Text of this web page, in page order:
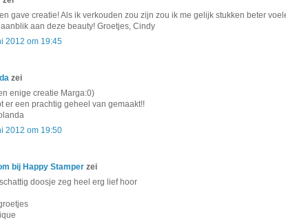
gave creatie! Als ik verkouden zou zijn zou ik me gelijk stukken beter
aan deze beauty! Groetjes, Cindy
2012 om 19:45
zei
enige creatie Marga:0)
er een prachtig geheel van gemaakt!!
2012 om 19:50
bij Happy Stamper zei
doosje zeg heel erg lief hoor